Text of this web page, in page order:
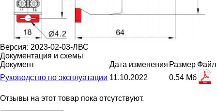
Версия: 2023-02-03-ЛВС
Документация и схемы
Документ
Дата изменения Размер Файл
Руководство по эксплуатации 11.10.2022 0.54 Мб
Отзывы на этот товар пока отсутствуют.